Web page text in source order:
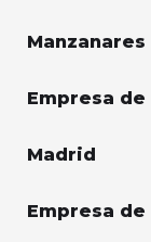
Manzanares
Empresa
Madrid
Empresa